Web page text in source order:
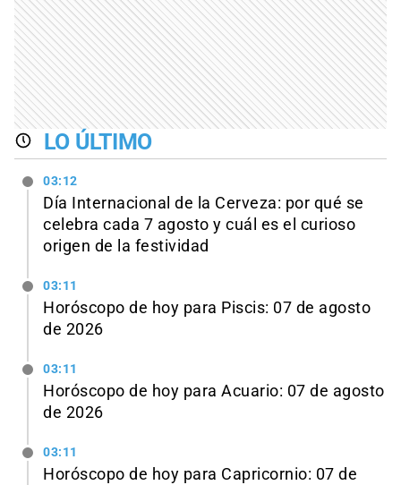
LO ÚLTIMO
03:12
Día Internacional de la Cerveza: por qué se
celebra cada 7 agosto y cuál es el curioso
origen de la festividad
03:11
Horóscopo de hoy para Piscis: 07 de agosto
de 2026
03:11
Horóscopo de hoy para Acuario: 07 de agosto
de 2026
03:11
Horóscopo de hoy para Capricornio: 07 de